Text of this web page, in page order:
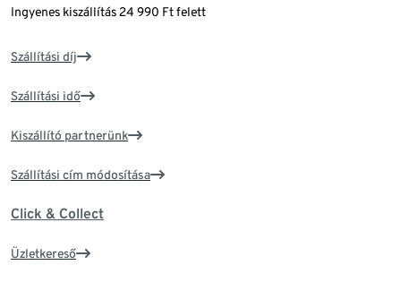
Ingyenes kiszállítás 24 990 Ft felett
Szállítási díj
Szállítási idő
Kiszállító partnerünk
Szállítási cím módosítása
Click & Collect
Üzletkereső